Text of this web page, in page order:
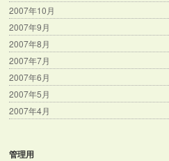
2007年10月
2007年9月
2007年8月
2007年7月
2007年6月
2007年5月
2007年4月
管理用